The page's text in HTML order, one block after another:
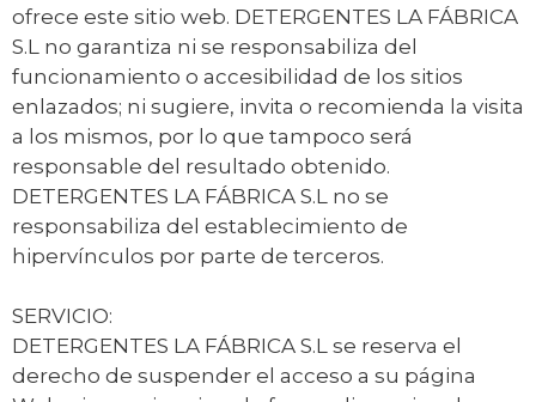
ofrece este sitio web. DETERGENTES LA FÁBRICA
S.L no garantiza ni se responsabiliza del
funcionamiento o accesibilidad de los sitios
enlazados; ni sugiere, invita o recomienda la visita
a los mismos, por lo que tampoco será
responsable del resultado obtenido.
DETERGENTES LA FÁBRICA S.L no se
responsabiliza del establecimiento de
hipervínculos por parte de terceros.
SERVICIO:
DETERGENTES LA FÁBRICA S.L se reserva el
derecho de suspender el acceso a su página